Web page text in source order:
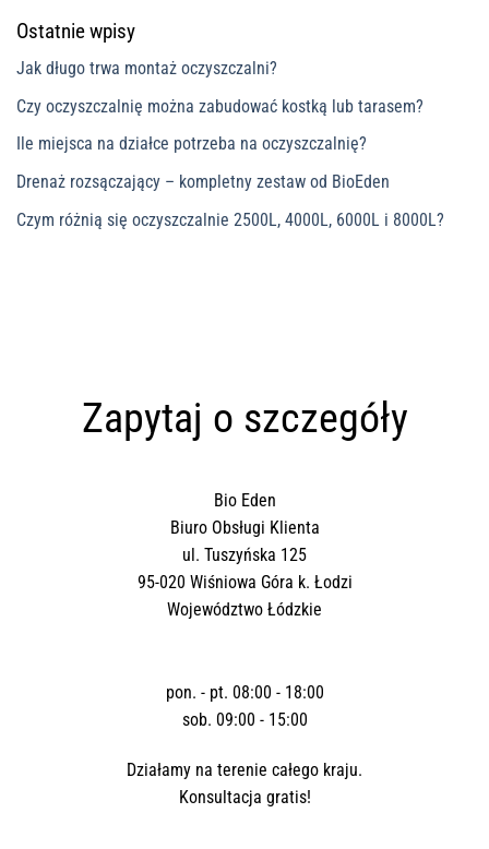
Ostatnie wpisy
Jak długo trwa montaż oczyszczalni?
Czy oczyszczalnię można zabudować kostką lub tarasem?
Ile miejsca na działce potrzeba na oczyszczalnię?
Drenaż rozsączający – kompletny zestaw od BioEden
Czym różnią się oczyszczalnie 2500L, 4000L, 6000L i 8000L?
Zapytaj o szczegóły
Bio Eden
Biuro Obsługi Klienta
ul. Tuszyńska 125
95-020 Wiśniowa Góra k. Łodzi
Województwo Łódzkie
pon. - pt. 08:00 - 18:00
sob. 09:00 - 15:00
Działamy na terenie całego kraju.
Konsultacja gratis!